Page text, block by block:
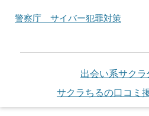
警察庁 サイバー犯罪対策
出会い系サクラ
サクラちるの口コミ